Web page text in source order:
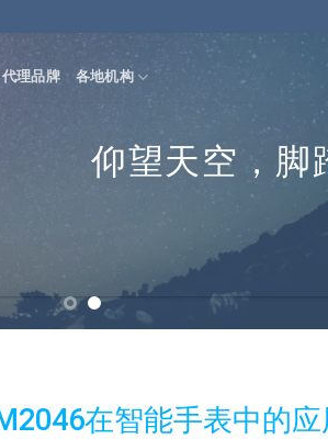
代理品牌 各地机构
仰望天空，脚
在智能手表中的